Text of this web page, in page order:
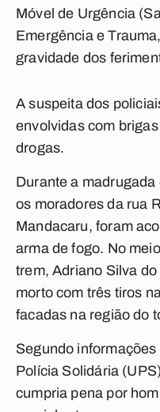
Móvel de Urgência
Emergência e
gravidade dos
A suspeita dos
envolvidas com
drogas.
Durante a
os moradores da rua
Mandacaru, foram
arma de fogo. No
trem, Adriano Silva
morto com três tiros
facadas na região do
Segundo
Polícia Solidária
cumpria pena por